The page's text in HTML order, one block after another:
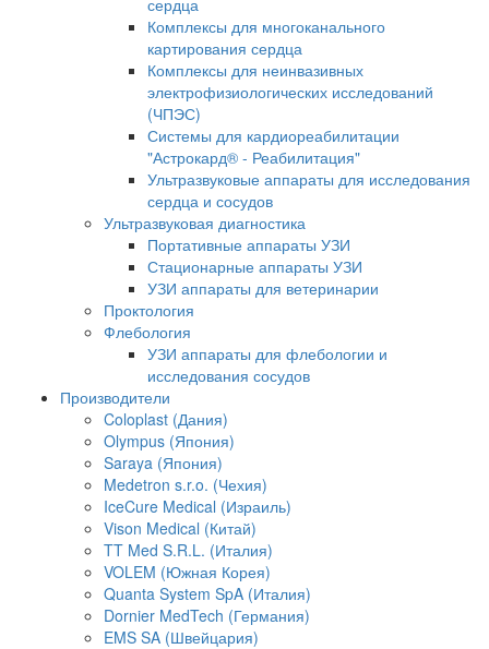
сердца
Комплексы для многоканального
картирования сердца
Комплексы для неинвазивных
электрофизиологических исследований
(ЧПЭС)
Системы для кардиореабилитации
"Астрокард® - Реабилитация"
Ультразвуковые аппараты для исследования
сердца и сосудов
Ультразвуковая диагностика
Портативные аппараты УЗИ
Стационарные аппараты УЗИ
УЗИ аппараты для ветеринарии
Проктология
Флебология
УЗИ аппараты для флебологии и
исследования сосудов
Производители
Coloplast (Дания)
Olympus (Япония)
Saraya (Япония)
Medetron s.r.o. (Чехия)
IceCure Medical (Израиль)
Vison Medical (Китай)
TT Med S.R.L. (Италия)
VOLEM (Южная Корея)
Quanta System SpA (Италия)
Dornier MedTech (Германия)
EMS SA (Швейцария)